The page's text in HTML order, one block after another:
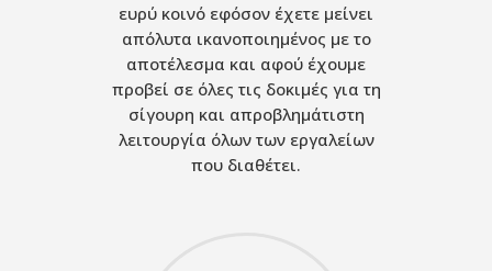
ευρύ κοινό εφόσον έχετε μείνει
απόλυτα ικανοποιημένος με το
αποτέλεσμα και αφού έχουμε
προβεί σε όλες τις δοκιμές για τη
σίγουρη και απροβλημάτιστη
λειτουργία όλων των εργαλείων
που διαθέτει.